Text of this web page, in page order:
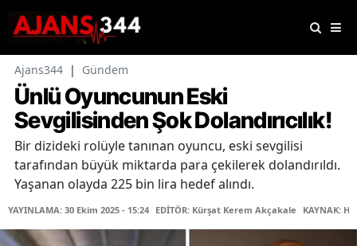
Ajans344 | Gündem
Ünlü Oyuncunun Eski
Sevgilisinden Şok Dolandırıcılık!
Bir dizideki rolüyle tanınan oyuncu, eski sevgilisi
tarafından büyük miktarda para çekilerek dolandırıldı.
Yaşanan olayda 225 bin lira hedef alındı.
YAYINLAMA: 30 Ekim 2025 - 15:24 EDİTÖR: Kürşat Kerem Akçakale KAYNAK: